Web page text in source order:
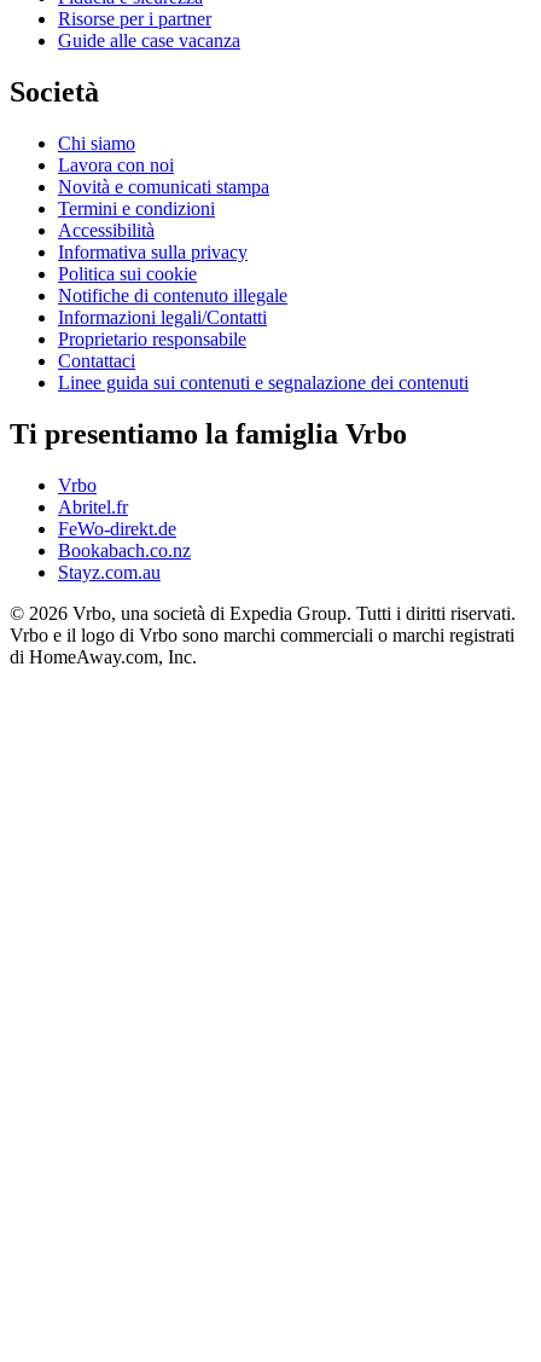
Risorse per i partner
Guide alle case vacanza
Società
Chi siamo
Lavora con noi
Novità e comunicati stampa
Termini e condizioni
Accessibilità
Informativa sulla privacy
Politica sui cookie
Notifiche di contenuto illegale
Informazioni legali/Contatti
Proprietario responsabile
Contattaci
Linee guida sui contenuti e segnalazione dei contenuti
Ti presentiamo la famiglia Vrbo
Vrbo
Abritel.fr
FeWo-direkt.de
Bookabach.co.nz
Stayz.com.au
© 2026 Vrbo, una società di Expedia Group. Tutti i diritti riservati.
Vrbo e il logo di Vrbo sono marchi commerciali o marchi registrati
di HomeAway.com, Inc.